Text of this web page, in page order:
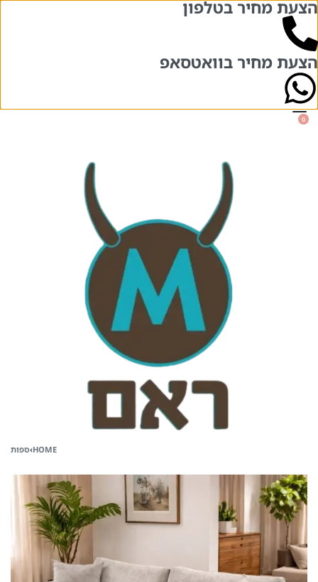
בואו לבקר אותנו בשני סניפים – אחד מול
השני!
הרצל 84 והרצל 71, תל אביב
0
HOME
›ספות
הצעת מחיר בטלפון
הצעת מחיר בוואטסאפ